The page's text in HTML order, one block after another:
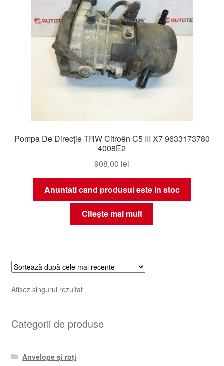
Pompa De Direcție TRW Citroën C5 III X7 9633173780
4008E2
908,00 lei
Anuntati cand produsul este in stoc
Citește mai mult
Afișez singurul rezultat
Categorii de produse
Anvelope și roți